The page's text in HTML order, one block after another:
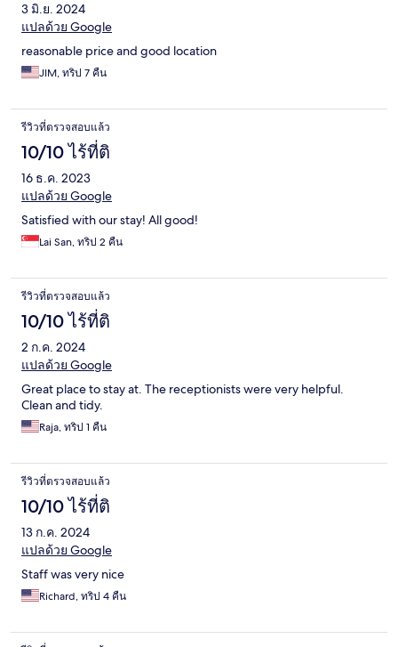
3 มิ.ย. 2024
แปลด้วย Google
reasonable price and good location
JIM, ทริป 7 คืน
รีวิวที่ตรวจสอบแล้ว
10/10 ไร้ที่ติ
16 ธ.ค. 2023
แปลด้วย Google
Satisfied with our stay! All good!
Lai San, ทริป 2 คืน
รีวิวที่ตรวจสอบแล้ว
10/10 ไร้ที่ติ
2 ก.ค. 2024
แปลด้วย Google
Great place to stay at. The receptionists were very helpful.
Clean and tidy.
Raja, ทริป 1 คืน
รีวิวที่ตรวจสอบแล้ว
10/10 ไร้ที่ติ
13 ก.ค. 2024
แปลด้วย Google
Staff was very nice
Richard, ทริป 4 คืน